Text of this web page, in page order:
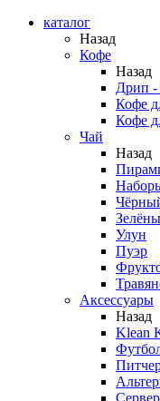
каталог
Назад
Кофе
Назад
Дрип -
Кофе
Кофе
Чай
Назад
Улун
Пуэр
Аксессуары
Назад
Klean